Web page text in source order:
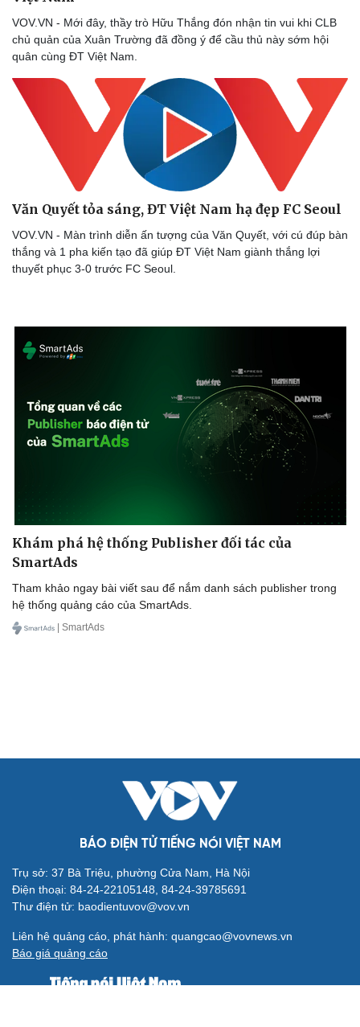
VOV.VN - Mới đây, thầy trò Hữu Thắng đón nhận tin vui khi CLB
chủ quản của Xuân Trường đã đồng ý để cầu thủ này sớm hội
quân cùng ĐT Việt Nam.
Văn Quyết tỏa sáng, ĐT Việt Nam hạ đẹp FC Seoul
VOV.VN - Màn trình diễn ấn tượng của Văn Quyết, với cú đúp bàn
thắng và 1 pha kiến tạo đã giúp ĐT Việt Nam giành thắng lợi
thuyết phục 3-0 trước FC Seoul.
Khám phá hệ thống Publisher đối tác của
SmartAds
Tham khảo ngay bài viết sau để nắm danh sách publisher trong
hệ thống quảng cáo của SmartAds.
| SmartAds
BÁO ĐIỆN TỬ TIẾNG NÓI VIỆT NAM
Trụ sở: 37 Bà Triệu, phường Cửa Nam, Hà Nội
Điện thoại: 84-24-22105148, 84-24-39785691
Thư điện tử: baodientuvov@vov.vn
Liên hệ quảng cáo, phát hành: quangcao@vovnews.vn
Báo giá quảng cáo
Báo in xuất bản thứ Năm hàng tuần